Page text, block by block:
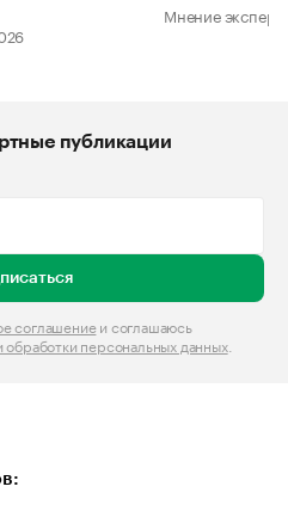
Мнение
публикации
соглашениеи соглашаюсь
обработки персональных данных.